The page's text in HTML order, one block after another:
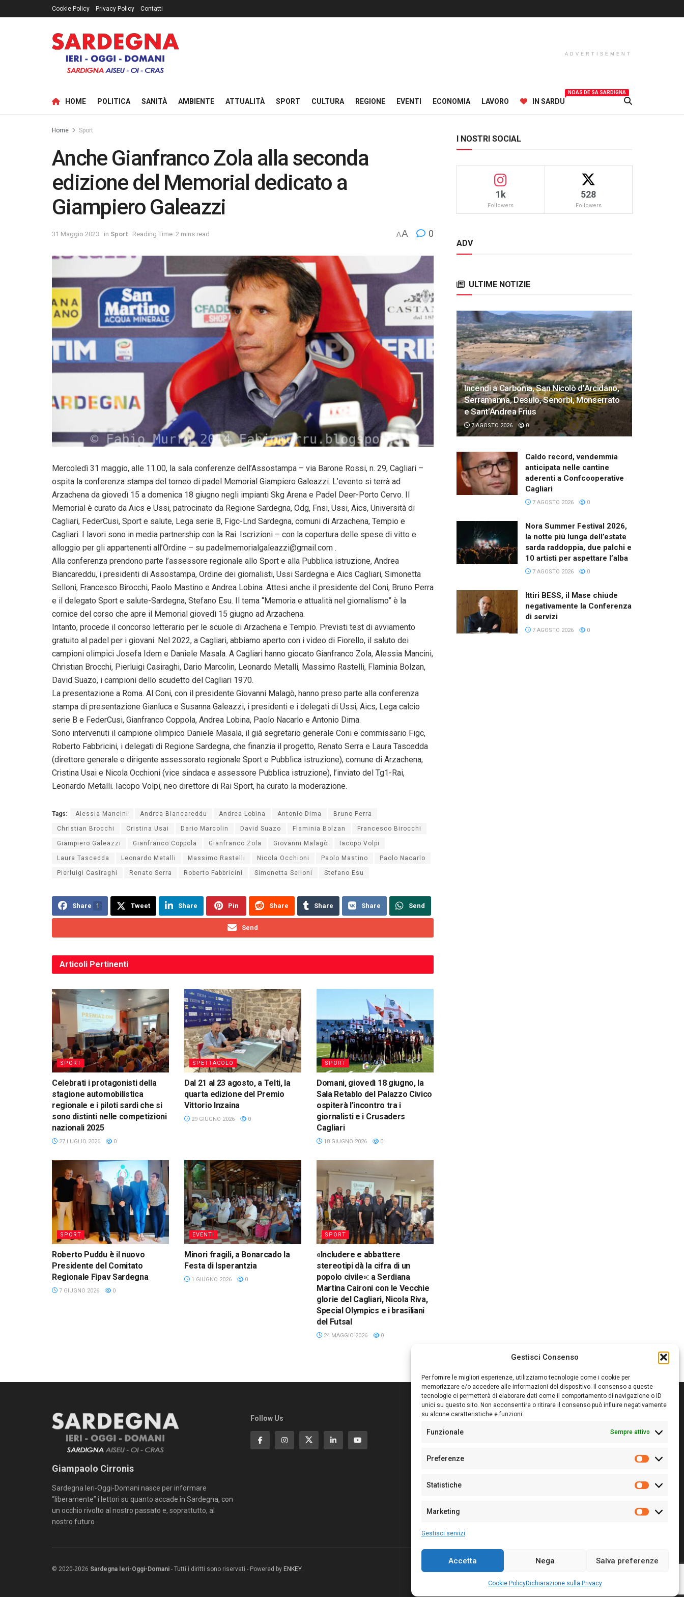
Gestisci Consenso
Per fornire le migliori esperienze, utilizziamo tecnologie come i cookie per
memorizzare e/o accedere alle informazioni del dispositivo. Il consenso a queste
tecnologie ci permetterà di elaborare dati come il comportamento di navigazione o ID
unici su questo sito. Non acconsentire o ritirare il consenso può influire negativamente
su alcune caratteristiche e funzioni.
Funzionale Sempre attivo
Preferenze
Statistiche
Statistiche
Marketing
Marketing
Gestisci servizi
Accetta Nega Salva preferenze
Cookie PolicyDichiarazione sulla Privacy
Cookie Policy Privacy Policy Contatti
ADVERTISEMENT
HOME POLITICA SANITÀ AMBIENTE ATTUALITÀ SPORT CULTURA REGIONE EVENTI ECONOMIA LAVORO IN SARDU
NOAS DE SA SARDIGNA
Home Sport
Anche Gianfranco Zola alla seconda
edizione del Memorial dedicato a
Giampiero Galeazzi
31 Maggio 2023 in Sport Reading Time: 2 mins read AA 0
Mercoledì 31 maggio, alle 11.00, la sala conferenze dell’Assostampa – via Barone Rossi, n. 29, Cagliari –
ospita la conferenza stampa del torneo di padel Memorial Giampiero Galeazzi. L’evento si terrà ad
Arzachena da giovedì 15 a domenica 18 giugno negli impianti Skg Arena e Padel Deer-Porto Cervo. Il
Memorial è curato da Aics e Ussi, patrocinato da Regione Sardegna, Odg, Fnsi, Ussi, Aics, Università di
Cagliari, FederCusi, Sport e salute, Lega serie B, Figc-Lnd Sardegna, comuni di Arzachena, Tempio e
Cagliari. I lavori sono in media partnership con la Rai. Iscrizioni – con la copertura delle spese di vitto e
alloggio per gli appartenenti all’Ordine – su padelmemorialgaleazzi@gmail.com .
Alla conferenza prendono parte l’assessore regionale allo Sport e alla Pubblica istruzione, Andrea
Biancareddu, i presidenti di Assostampa, Ordine dei giornalisti, Ussi Sardegna e Aics Cagliari, Simonetta
Selloni, Francesco Birocchi, Paolo Mastino e Andrea Lobina. Attesi anche il presidente del Coni, Bruno Perra
e il delegato Sport e salute-Sardegna, Stefano Esu. Il tema “Memoria e attualità nel giornalismo” è la
cornice del corso che apre il Memorial giovedì 15 giugno ad Arzachena.
Intanto, procede il concorso letterario per le scuole di Arzachena e Tempio. Previsti test di avviamento
gratuito al padel per i giovani. Nel 2022, a Cagliari, abbiamo aperto con i video di Fiorello, il saluto dei
campioni olimpici Josefa Idem e Daniele Masala. A Cagliari hanno giocato Gianfranco Zola, Alessia Mancini,
Christian Brocchi, Pierluigi Casiraghi, Dario Marcolin, Leonardo Metalli, Massimo Rastelli, Flaminia Bolzan,
David Suazo, i campioni dello scudetto del Cagliari 1970.
La presentazione a Roma. Al Coni, con il presidente Giovanni Malagò, hanno preso parte alla conferenza
stampa di presentazione Gianluca e Susanna Galeazzi, i presidenti e i delegati di Ussi, Aics, Lega calcio
serie B e FederCusi, Gianfranco Coppola, Andrea Lobina, Paolo Nacarlo e Antonio Dima.
Sono intervenuti il campione olimpico Daniele Masala, il già segretario generale Coni e commissario Figc,
Roberto Fabbricini, i delegati di Regione Sardegna, che finanzia il progetto, Renato Serra e Laura Tascedda
(direttore generale e dirigente assessorato regionale Sport e Pubblica istruzione), comune di Arzachena,
Cristina Usai e Nicola Occhioni (vice sindaca e assessore Pubblica istruzione), l’inviato del Tg1-Rai,
Leonardo Metalli. Iacopo Volpi, neo direttore di Rai Sport, ha curato la moderazione.
Tags: Alessia Mancini Andrea Biancareddu Andrea Lobina Antonio Dima Bruno Perra
Christian Brocchi Cristina Usai Dario Marcolin David Suazo Flaminia Bolzan Francesco Birocchi
Giampiero Galeazzi Gianfranco Coppola Gianfranco Zola Giovanni Malagò Iacopo Volpi
Laura Tascedda Leonardo Metalli Massimo Rastelli Nicola Occhioni Paolo Mastino Paolo Nacarlo
Pierluigi Casiraghi Renato Serra Roberto Fabbricini Simonetta Selloni Stefano Esu
Share 1 Tweet Share Pin Share Share Share Send
Send
Articoli Pertinenti
SPORT
Celebrati i protagonisti della
stagione automobilistica
regionale e i piloti sardi che si
sono distinti nelle competizioni
nazionali 2025
27 LUGLIO 2026 0
SPETTACOLO
Dal 21 al 23 agosto, a Telti, la
quarta edizione del Premio
Vittorio Inzaina
29 GIUGNO 2026 0
SPORT
Domani, giovedì 18 giugno, la
Sala Retablo del Palazzo Civico
ospiterà l’incontro tra i
giornalisti e i Crusaders
Cagliari
18 GIUGNO 2026 0
SPORT
Roberto Puddu è il nuovo
Presidente del Comitato
Regionale Fipav Sardegna
7 GIUGNO 2026 0
EVENTI
Minori fragili, a Bonarcado la
Festa di Isperantzia
1 GIUGNO 2026 0
SPORT
«Includere e abbattere
stereotipi dà la cifra di un
popolo civile»: a Serdiana
Martina Caironi con le Vecchie
glorie del Cagliari, Nicola Riva,
Special Olympics e i brasiliani
del Futsal
24 MAGGIO 2026 0
I NOSTRI SOCIAL
1k
Followers
528
Followers
ADV
ULTIME NOTIZIE
Incendi a Carbonia, San Nicolò d’Arcidano,
Serramanna, Desulo, Senorbì, Monserrato
e Sant’Andrea Frius
7 AGOSTO 2026 0
Caldo record, vendemmia
anticipata nelle cantine
aderenti a Confcooperative
Cagliari
7 AGOSTO 2026 0
Nora Summer Festival 2026,
la notte più lunga dell’estate
sarda raddoppia, due palchi e
10 artisti per aspettare l’alba
7 AGOSTO 2026 0
Ittiri BESS, il Mase chiude
negativamente la Conferenza
di servizi
7 AGOSTO 2026 0
Giampaolo Cirronis
Sardegna Ieri-Oggi-Domani nasce per informare
“liberamente” i lettori su quanto accade in Sardegna, con
un occhio rivolto al nostro passato e, soprattutto, al
nostro futuro
Follow Us Editore:Giampaolo Cirronis Ditta individuale
Sede:
N° di iscrizione al ROC:
N° 128/2020 del 10/02/2020
Per la Pubblicità:
© 2020-2026 Sardegna Ieri-Oggi-Domani - Tutti i diritti sono riservati - Powered by ENKEY.